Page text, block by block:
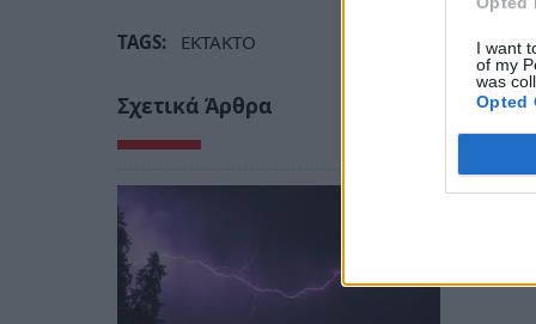
I want
of my
was
Opted
TAGS: ΕΚΤΑΚΤΟ
Σχετικά Άρθρα